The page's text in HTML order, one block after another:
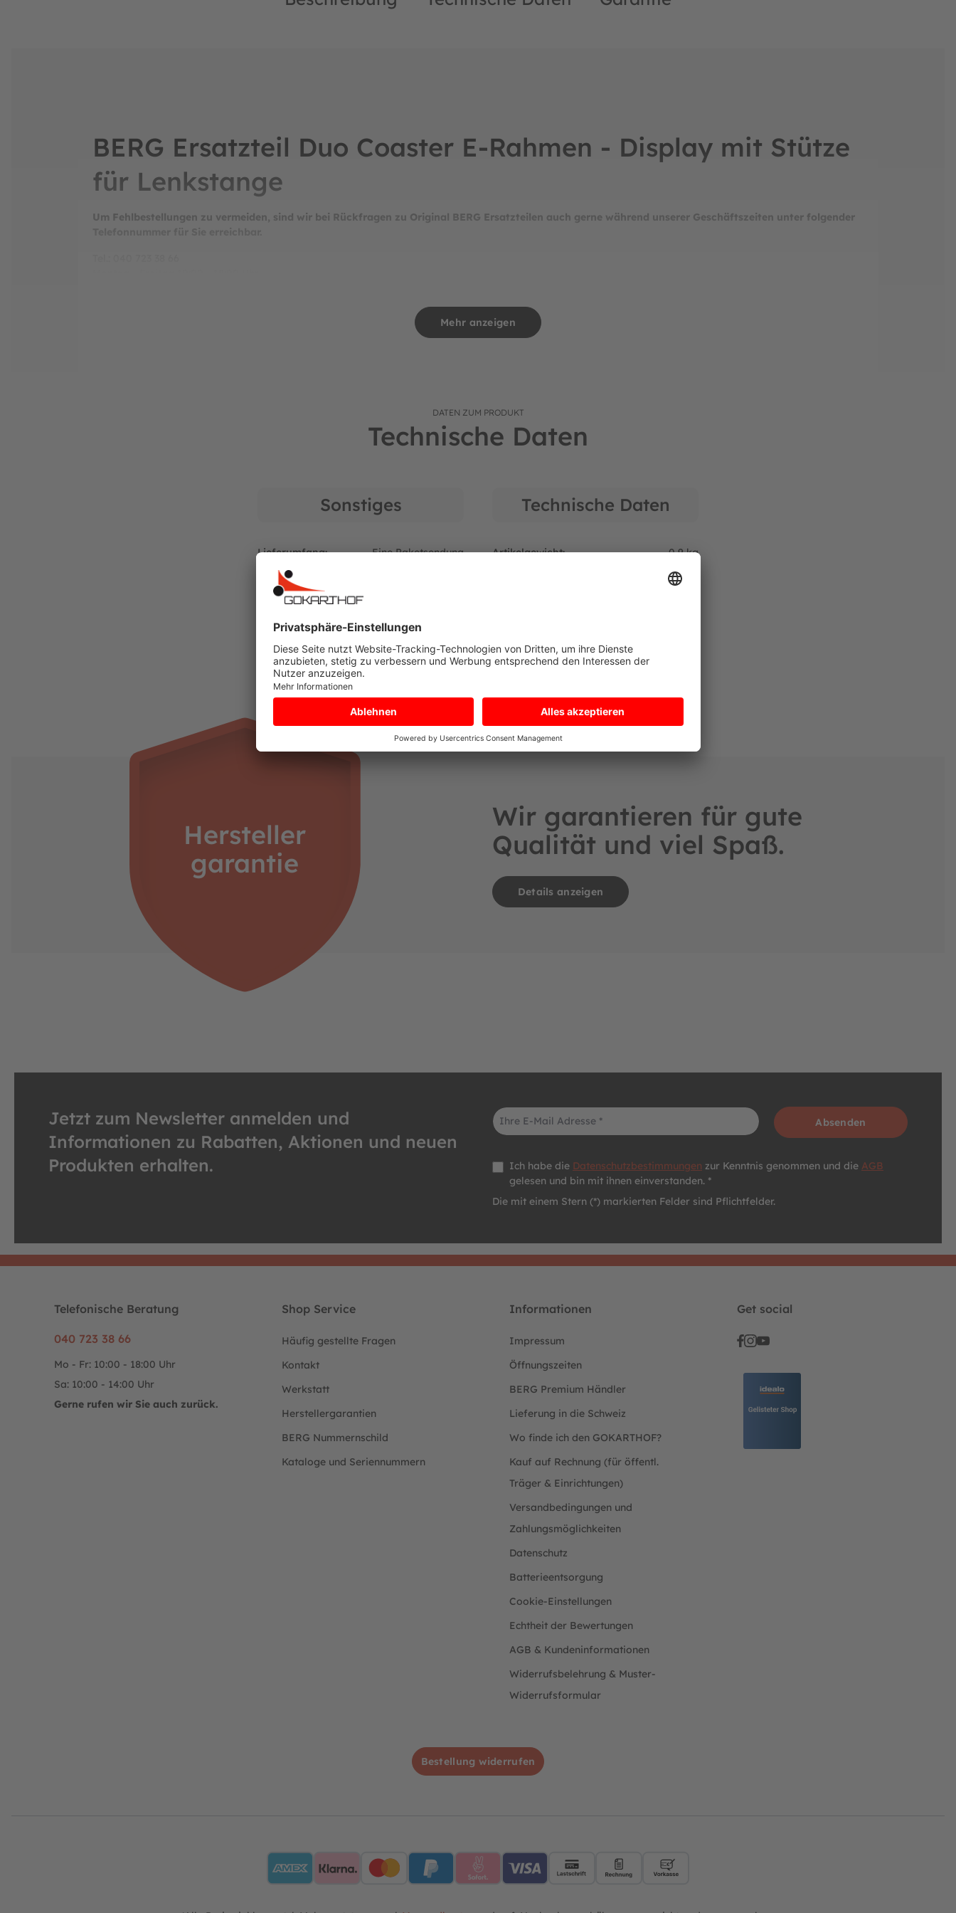
BERG Ersatzteil Duo Coaster E-Rahmen - Display mit Stütze
für Lenkstange
Um Fehlbestellungen zu vermeiden, sind wir bei Rückfragen zu Original BERG Ersatzteilen auch gerne während unserer Geschäftszeiten unter folgender
Mehr anzeigen
DATEN ZUM PRODUKT
Technische Daten
Sonstiges
Lieferumfang: Eine Paketsendung
Lieferung per:
Ersatzteilart:
Technische Daten
Artikelgewicht: 0,9 kg
Hersteller
garantie
Wir garantieren für gute
Qualität und viel Spaß.
Details anzeigen
Jetzt zum Newsletter anmelden und
Informationen zu Rabatten, Aktionen und neuen
Produkten erhalten.
E-Mail-Adresse*
Absenden
Datenschutz *
Ich habe die Datenschutzbestimmungen zur Kenntnis genommen und die AGB
gelesen und bin mit ihnen einverstanden. *
Die mit einem Stern (*) markierten Felder sind Pflichtfelder.
Telefonische Beratung
040 723 38 66
Mo - Fr: 10:00 - 18:00 Uhr
Sa: 10:00 - 14:00 Uhr
Gerne rufen wir Sie auch zurück.
Shop Service
Häufig gestellte Fragen
Kontakt
Werkstatt
Herstellergarantien
BERG Nummernschild
Kataloge und Seriennummern
Informationen
Impressum
Öffnungszeiten
BERG Premium Händler
Lieferung in die Schweiz
Wo finde ich den GOKARTHOF?
Kauf auf Rechnung (für öffentl.
Träger & Einrichtungen)
Versandbedingungen und
Zahlungsmöglichkeiten
Datenschutz
Batterieentsorgung
Cookie-Einstellungen
Echtheit der Bewertungen
AGB & Kundeninformationen
Widerrufsbelehrung & Muster-
Widerrufsformular
Get social
Bestellung widerrufen
MastercardPayPalBlueSofort